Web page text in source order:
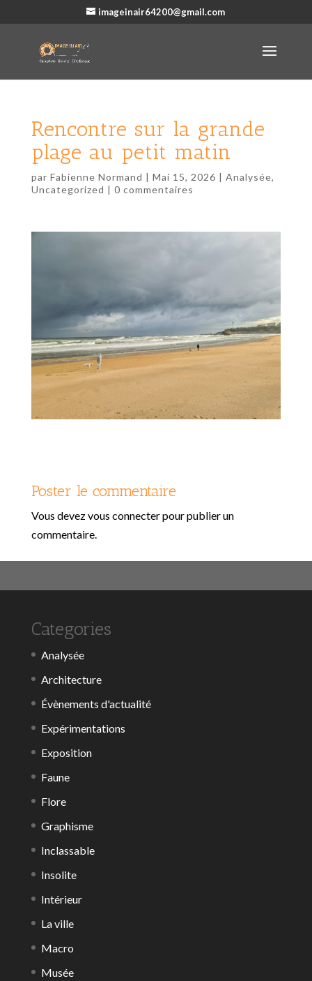
imageinair64200@gmail.com
Rencontre sur la grande
plage au petit matin
par Fabienne Normand | Mai 15, 2026 | Analysée,
Uncategorized | 0 commentaires
Poster le commentaire
Vous devezvous connecterpour publier un
commentaire.
Categories
Analysée
Architecture
Évènements d'actualité
Expérimentations
Exposition
Faune
Flore
Graphisme
Inclassable
Insolite
Intérieur
La ville
Macro
Musée